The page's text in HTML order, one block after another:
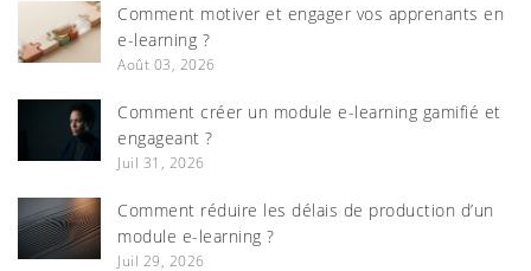
Comment motiver et engager vos apprenants en
e-learning ?
Août 03, 2026
Comment créer un module e-learning gamifié et
engageant ?
Juil 31, 2026
Comment réduire les délais de production d’un
module e-learning ?
Juil 29, 2026